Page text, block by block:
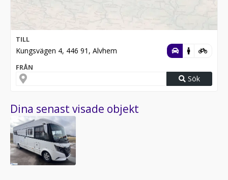
TILL
Kungsvägen 4, 446 91, Alvhem
FRÅN
Sök
Dina senast visade objekt